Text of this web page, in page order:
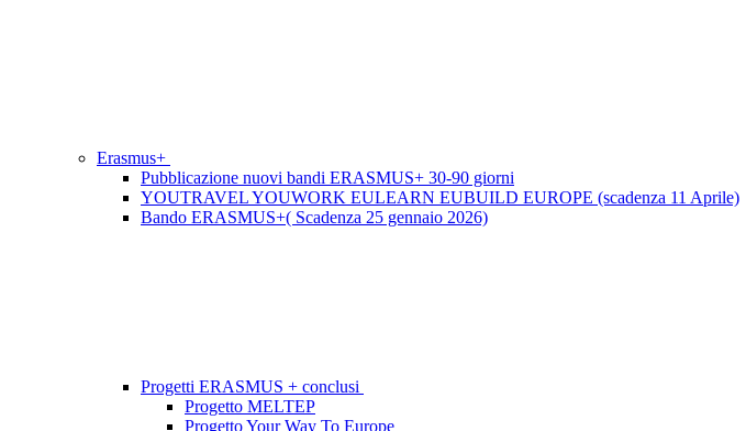
Erasmus+
Pubblicazione nuovi bandi ERASMUS+ 30-90 giorni
YOUTRAVEL YOUWORK EULEARN EUBUILD EUROPE (scadenza 11 Aprile)
Bando ERASMUS+( Scadenza 25 gennaio 2026)
Progetti ERASMUS + conclusi
Progetto MELTEP
Progetto Your Way To Europe